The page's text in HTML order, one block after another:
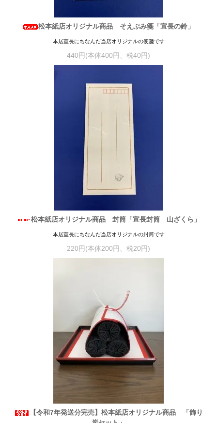
松本紙店オリジナル商品 そえぶみ箋「宣長の鈴」
本居宣長にちなんだ当店オリジナルの便箋です
440円(本体400円、税40円)
松本紙店オリジナル商品 封筒「宣長封筒 山ざくら」
本居宣長にちなんだ当店オリジナルの封筒です
220円(本体200円、税20円)
【令和7年発送分完売】松本紙店オリジナル商品 「飾り